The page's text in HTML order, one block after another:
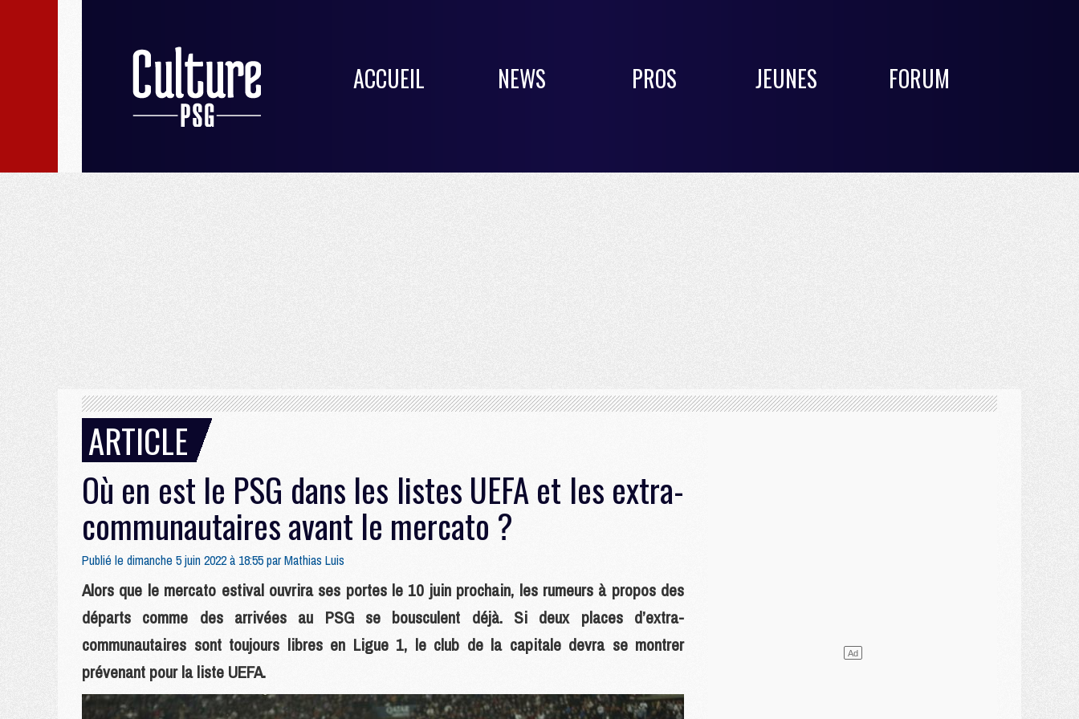
ACCUEIL NEWS PROS JEUNES FORUM
ARTICLE
Où en est le PSG dans les listes UEFA et les extra-
communautaires avant le mercato ?
Publié le dimanche 5 juin 2022 à 18:55 parMathias Luis
Alors que le mercato estival ouvrira ses portes le 10 juin prochain, les rumeurs à propos des
départs comme des arrivées au PSG se bousculent déjà. Si deux places d’extra-
communautaires sont toujours libres en Ligue 1, le club de la capitale devra se montrer
prévenant pour la liste UEFA.